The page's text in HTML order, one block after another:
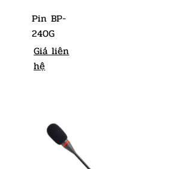
Pin BP-
240G
Giá liên
hệ